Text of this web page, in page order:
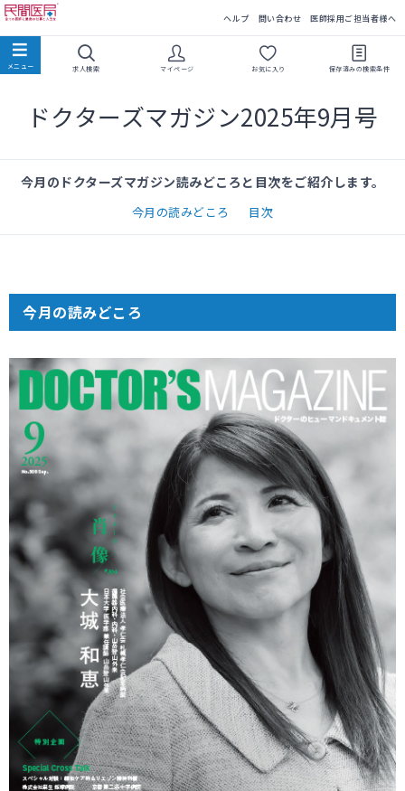
ヘルプ 問い合わせ 医師採用ご担当者様へ
求人検索 マイページ お気に入り 保存済みの検索条件
ドクターズマガジン2025年9月号
今月のドクターズマガジン読みどころと目次をご紹介します。
今月の読みどころ 目次
今月の読みどころ